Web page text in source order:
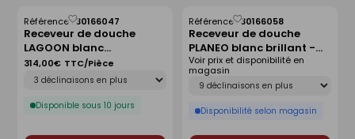
Receveur de douche
LAGOON blanc
antidérapant - 90 x 90
cm
Référence :30166047
Disponible sous 10 jours
314,00€ TTC/Pièce
Enregistrer
comme
liste
Receveur de douche
PLANEO blanc brillant -
120 x 80 cm
Référence :30166058
Déclinaison
Disponibilité selon magasin
Voir prix et disponibilité en
magasin
Enregistrer
comme
liste